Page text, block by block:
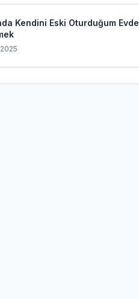
Kendini Eski Oturduğum Evde